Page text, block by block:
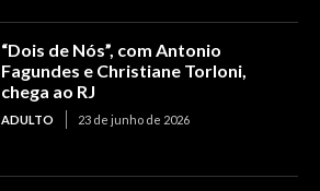
“Dois de Nós”, com Antonio
Fagundes e Christiane Torloni,
chega ao RJ
ADULTO 23 de junho de 2026